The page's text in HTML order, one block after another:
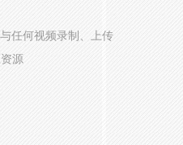
任何视频录制、上传
源